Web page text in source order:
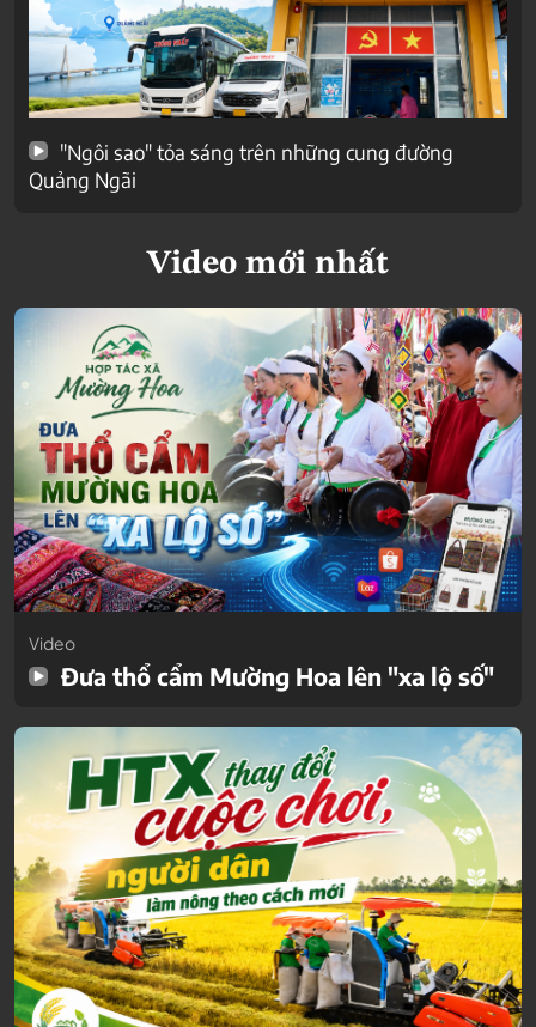
"Ngôi sao" tỏa sáng trên những cung đường
Quảng Ngãi
Video mới nhất
Video
Đưa thổ cẩm Mường Hoa lên "xa lộ số"